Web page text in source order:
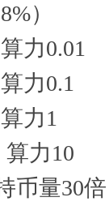
）
力0.01
力0.1
力1
力10
币量30